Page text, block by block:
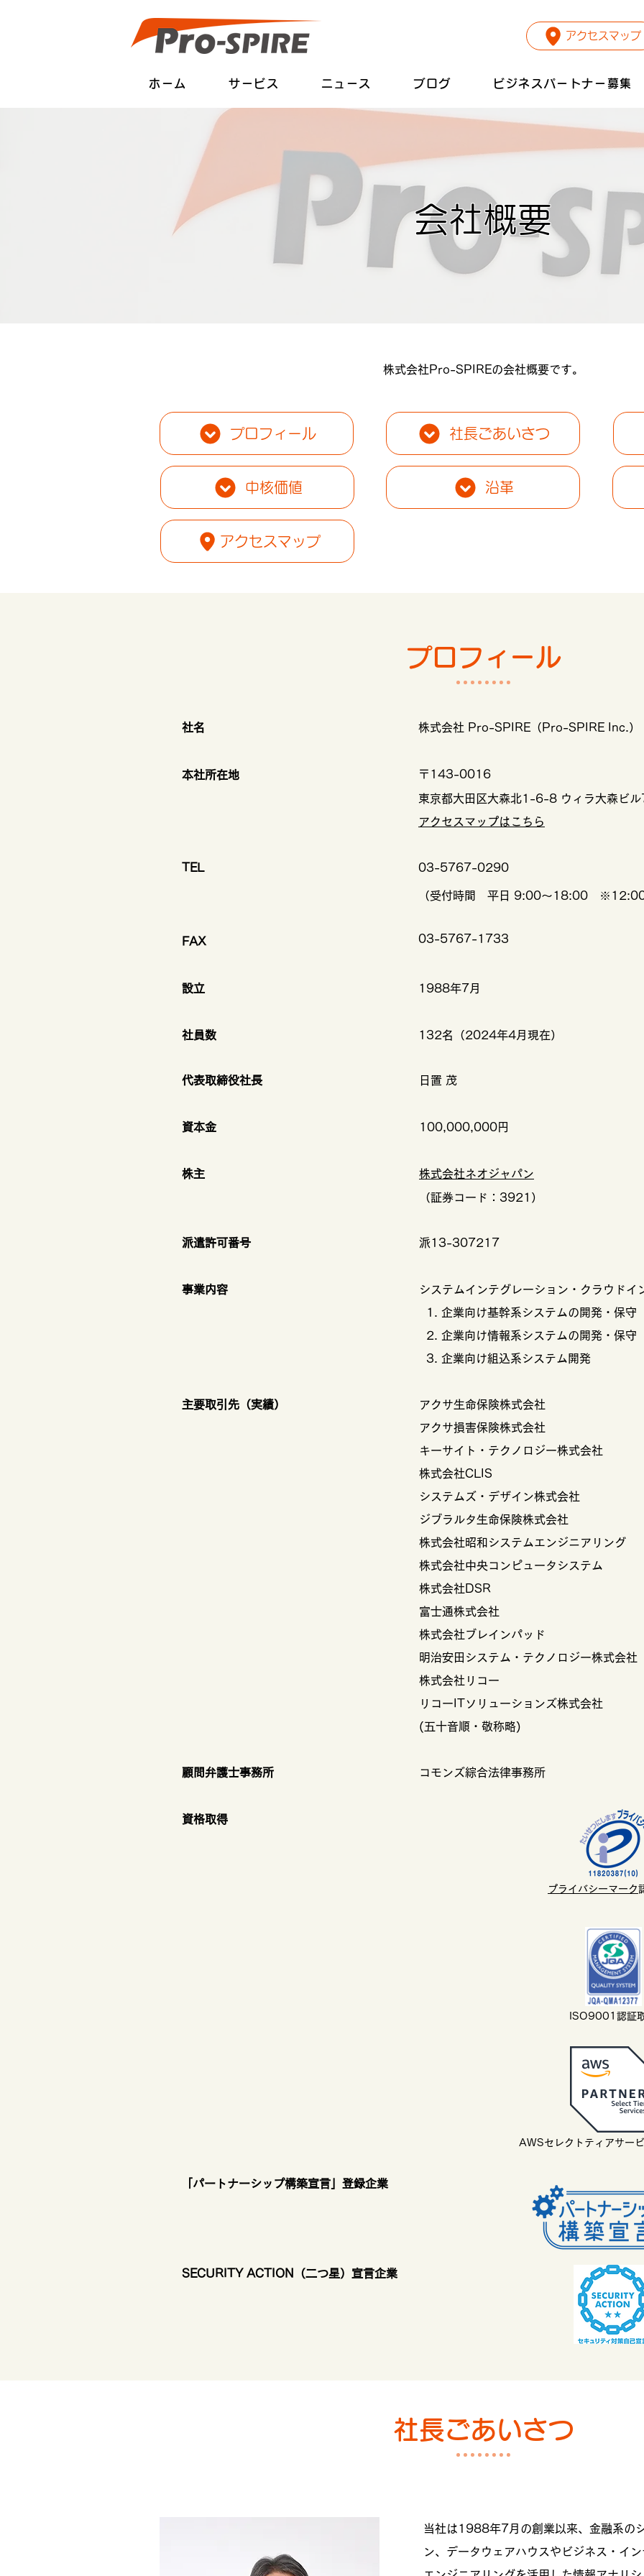
アクセスマップ
ホーム サービス ニュース ブログ ビジネスパートナー募集
​会社概要
株式会社Pro-SPIREの会社概要です。
プロフィール
中核価値
社長ごあいさつ
沿革
アクセスマップ
プロフィール
社名 株式会社 Pro-SPIRE（Pro-SPIRE Inc.）
本社所在地 〒143-0016
東京都大田区大森北1-6-8 ウィラ大森ビ
​アクセスマップはこちら
​TEL 03-5767-0290
（受付時間 平日 9:00～18:00 ※12:00
​FAX 03-5767-1733
​設立 1988年7月​
​社員数
​代表取締役社長
132名（2024年4月現在）
日置 茂
​資本金 100,000,000円
​株主 株式会社ネオジャパン
​派遣許可番号 派13-307217
（証券コード：3921）
​事業内容
システムインテグレーション・クラウドイ
1. 企業向け基幹系システムの開発・保守
2. 企業向け情報系システムの開発・保守
3. 企業向け組込系システム開発
​主要取引先（実績）
​顧問弁護士事務所
​資格取得
アクサ生命保険株式会社
アクサ損害保険株式会社
キーサイト・テクノロジー株式会社
株式会社CLIS
システムズ・デザイン株式会社
ジブラルタ生命保険株式会社
株式会社昭和システムエンジニアリング
株式会社中央コンピュータシステム
株式会社DSR
富士通株式会社
株式会社ブレインパッド
明治安田システム・テクノロジー株式会社
株式会社リコー
リコーITソリューションズ株式会社
(五十音順・敬称略)
コモンズ綜合法律事務所
プライバシーマーク
ISO9001認証
AWSセレクトティアサー
「パートナーシップ構築宣言」登録企業
SECURITY ACTION（二つ星）宣言企業
社長ごあいさつ
当社は1988年7月の創業以来、金融系の
ン、データウェアハウスやビジネス・イ